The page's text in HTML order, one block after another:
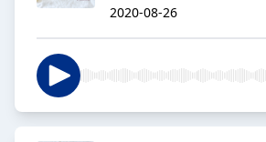
2020-08-26